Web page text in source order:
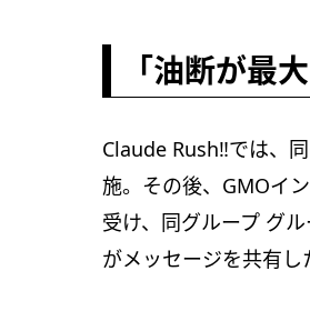
「油断が
Claude Rush‼では、
施。その後、GMOイ
受け、同グループ グ
がメッセージを共有し